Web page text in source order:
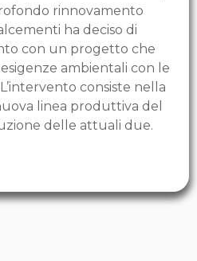
rinnovamento
ha deciso di
con un progetto che
ambientali con le
consiste nella
linea produttiva del
delle attuali due.